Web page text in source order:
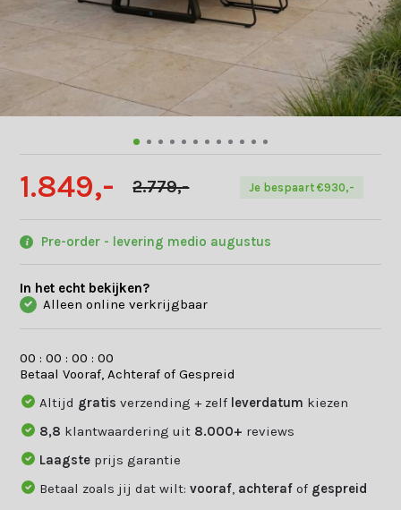
1.849,- 2.779,- Je bespaart €930,-
Pre-order - levering medio augustus
In het echt bekijken?
Alleen online verkrijgbaar
00 :00 :00 :00
Betaal Vooraf, Achteraf of Gespreid
Altijd gratisverzending + zelf leverdatum kiezen
8,8 klantwaardering uit 8.000+ reviews
Laagste prijs garantie
Betaal zoals jij dat wilt:vooraf achteraf of gespreid